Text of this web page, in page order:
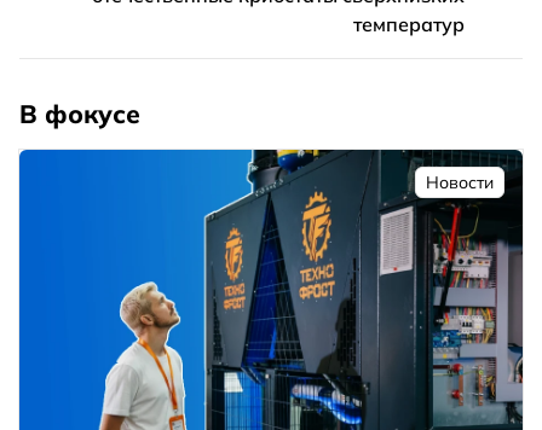
температур
В фокусе
Новости